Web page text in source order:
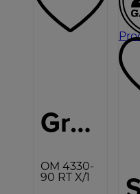
Gram Opvaskemaskine
OM 4330-
90 RT X/1